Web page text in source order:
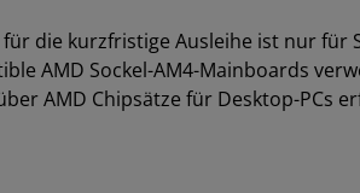
die kurzfristige Ausleihe ist nur für
AMD Sockel-AM4-Mainboards
AMD Chipsätze für Desktop-PCs